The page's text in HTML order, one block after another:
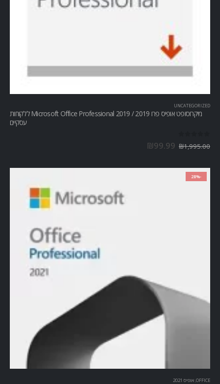
UNCATEGORIZED
מיקרוסופט אופיס פרו Microsoft Office Professional 2019 / 2019 ללקוחות
עסקיים
₪1,995.00
₪99.99
-28%
OFFICE
, אופיס 2021